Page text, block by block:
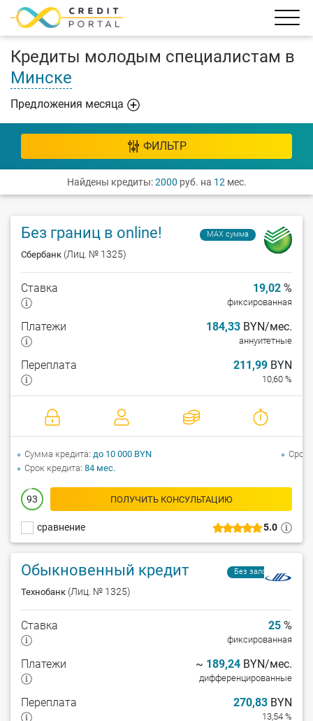
Кредиты молодым специалистам в
Минске
Предложения месяца
ФИЛЬТР
Найдены кредиты:2000 руб. на 12 мес.
Без границ в online! MAX сумма
Сбербанк (Лиц. № 1325)
5.0
сравнение
Ставка 19,02 %
фиксированная
Платежи 184,33 BYN/мес.
аннуитетные
Переплата 211,99 BYN
10,60 %
93 ПОЛУЧИТЬ КОНСУЛЬТАЦИЮ
Сумма кредита до 10 000 BYN
Срок кредита 84 мес.
Срок
Обыкновенный кредит Без залога
Технобанк (Лиц. № 1325)
Ставка 25 %
фиксированная
Платежи ~ 189,24 BYN/мес.
дифференцированные
Переплата 270,83 BYN
13,54 %